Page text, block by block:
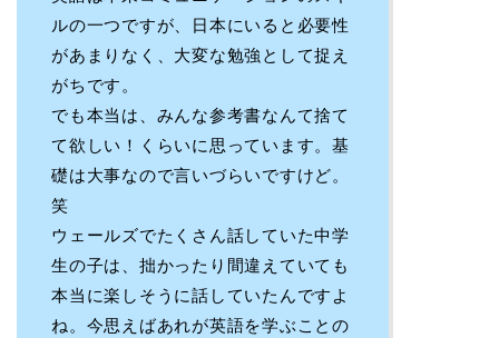
ルの一つですが、日本にいると必要性
があまりなく、大変な勉強として捉え
がちです。
でも本当は、みんな参考書なんて捨て
て欲しい！くらいに思っています。基
礎は大事なので言いづらいですけど。
笑
ウェールズでたくさん話していた中学
生の子は、拙かったり間違えていても
本当に楽しそうに話していたんですよ
ね。今思えばあれが英語を学ぶことの